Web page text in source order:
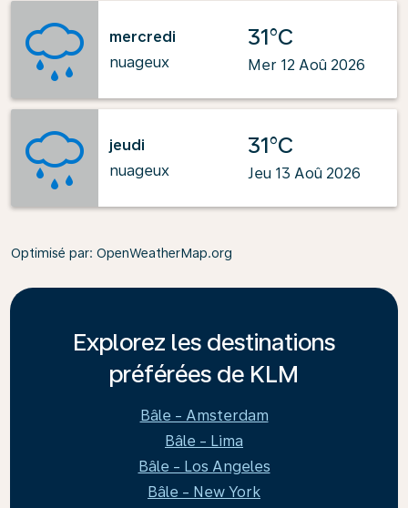
mercredi
nuageux
31°C
Mer 12 Aoû 2026
jeudi
nuageux
31°C
Jeu 13 Aoû 2026
Optimisé par: OpenWeatherMap.org
Explorez les destinations
préférées de KLM
Bâle - Amsterdam
Bâle - Lima
Bâle - Los Angeles
Bâle - New York